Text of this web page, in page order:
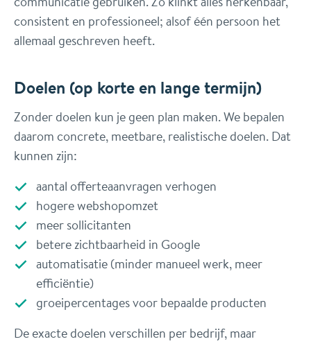
consistent en professioneel; alsof één persoon het
allemaal geschreven heeft.
Doelen (op korte en lange termijn)
Zonder doelen kun je geen plan maken. We bepalen
daarom concrete, meetbare, realistische doelen. Dat
kunnen zijn:
aantal offerteaanvragen verhogen
hogere webshopomzet
meer sollicitanten
betere zichtbaarheid in Google
automatisatie (minder manueel werk, meer
efficiëntie)
groeipercentages voor bepaalde producten
De exacte doelen verschillen per bedrijf, maar